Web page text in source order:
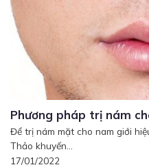
Phương pháp trị nám
Để trị nám mặt cho nam giới
Thảo khuyến...
17/01/2022